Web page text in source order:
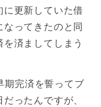
更新していた借
ってきたのと同
済ましてしまう
期完済を誓ってブ
ったんですが、